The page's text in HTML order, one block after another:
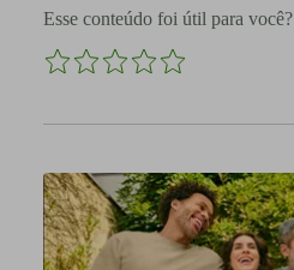
Esse conteúdo foi útil para você?